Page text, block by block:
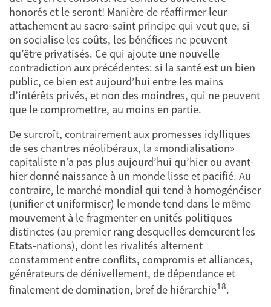
honorés et le seront! Manière de réaffirmer leur
attachement au sacro-saint principe qui veut que, si
on socialise les coûts, les bénéfices ne peuvent
qu’être privatisés. Ce qui ajoute une nouvelle
contradiction aux précédentes: si la santé est un bien
public, ce bien est aujourd’hui entre les mains
d’intérêts privés, et non des moindres, qui ne peuvent
que le compromettre, au moins en partie.
De surcroît, contrairement aux promesses idylliques
de ses chantres néolibéraux, la «mondialisation»
capitaliste n’a pas plus aujourd’hui qu’hier ou avant-
hier donné naissance à un monde lisse et pacifié. Au
contraire, le marché mondial qui tend à homogénéiser
(unifier et uniformiser) le monde tend dans le même
mouvement à le fragmenter en unités politiques
distinctes (au premier rang desquelles demeurent les
Etats-nations), dont les rivalités alternent
constamment entre conflits, compromis et alliances,
générateurs de dénivellement, de dépendance et
finalement de domination, bref de hiérarchie18.